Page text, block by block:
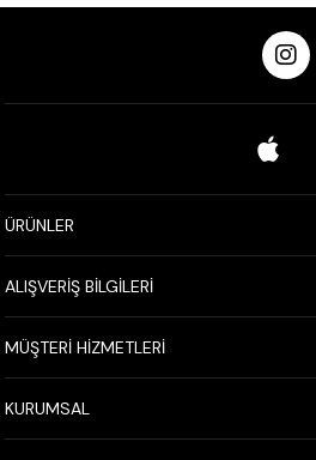
ÜRÜNLER
ALIŞVERİŞ BİLGİLERİ
MÜŞTERİ HİZMETLERİ
KURUMSAL